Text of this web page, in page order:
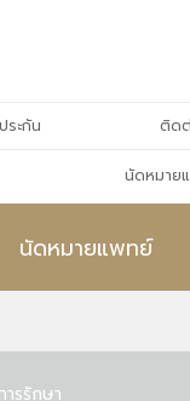
ประกัน ติดต่
นัดหมาย
นัดหมายแพทย์
ารรักษา